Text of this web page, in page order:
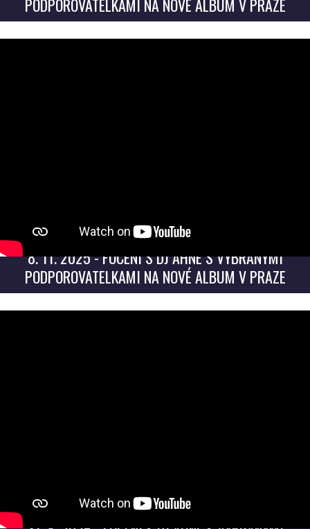
PODPOROVATELKAMI NA NOVÉ ALBUM V PRAZE
8. 11. 2025 - FOCENÍ S DJ AHNE S VYBRANÝMI
PODPOROVATELKAMI NA NOVÉ ALBUM V PRAZE